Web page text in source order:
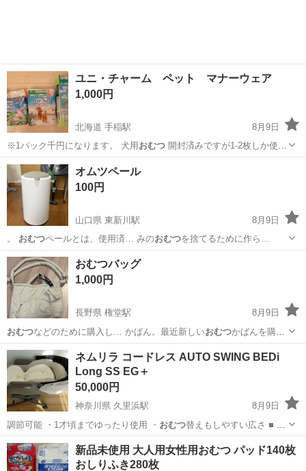
ユニ・チャーム ペット マナーウェア
1,000円
北海道 手稲駅
8月9日
※1パック千円になります。 犬用 おむつ開封済みですが1-2枚しか使用
し…
北海道 札幌市
オムツペール
100円
山口県 東新川駅
8月9日
。 おむつペールとは、使用済… みのおむつを捨てるために作ら…
山口 宇部市 東新川駅 ベビー用品
おむつバッグ
1,000円
長野県 権堂駅
8月9日
おむつなどのために購入し… かばん。最近新しいおむつかばんを購入
したの…
長野 長野市 権堂駅 バッグ
ネムリラ コードレス AUTO SWING BEDi
Long SS EG＋
50,000円
神奈川県 久里浜駅
8月9日
調節可能 ・1才頃までゆったり使用 ・ おむつ替えもしやすい広さ ■ ス
リープシェ…
神奈川 横須賀市 久里浜駅 ベビー用品
新品未使用 大人用女性用おむつ パッド140枚
おしりふき280枚